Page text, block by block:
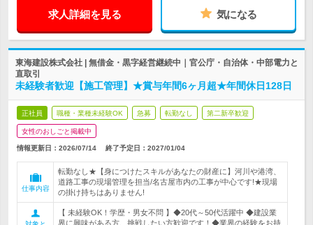
求人詳細を見る 気になる
東海建設株式会社 | 無借金・黒字経営継続中｜官公庁・自治体・中部電力と
直取引
未経験者歓迎【施工管理】★賞与年間6ヶ月超★年間休日128日
正社員 職種・業種未経験OK 急募 転勤なし 第二新卒歓迎
女性のおしごと掲載中
情報更新日：2026/07/14 終了予定日： 2027/01/04
仕事内容
転勤なし★【身につけたスキルがあなたの財産に】河川や港湾、
道路工事の現場管理を担当/名古屋市内の工事が中心です!★現場
の掛け持ちはありません!
【 未経験OK！学歴・男女不問 】◆20代～50代活躍中 ◆建設業
界に興味がある方、挑戦したい方歓迎です！◆業界の経験をお持